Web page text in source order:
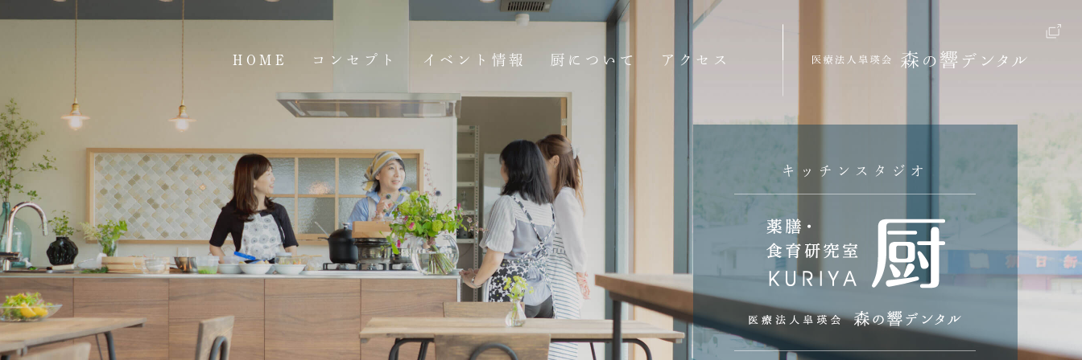
HOME コンセプト イベント情報 厨について アクセス
キッチンスタジオ